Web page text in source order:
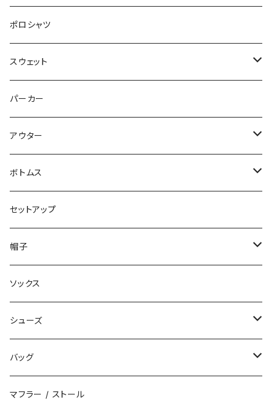
タンクトップ
ポロシャツ
スウェット
トップス
パンツ
パーカー
アウター
ジャケット
コート
ダウン
ベスト
ボトムス
ロングパンツ
ハーフパンツ
デニムパンツ
セットアップ
帽子
ニット帽 / ビーニー
キャップ
ハット
ソックス
シューズ
スニーカー
サンダル
バッグ
エコバッグ / マーケットバッグ
マフラー / ストール